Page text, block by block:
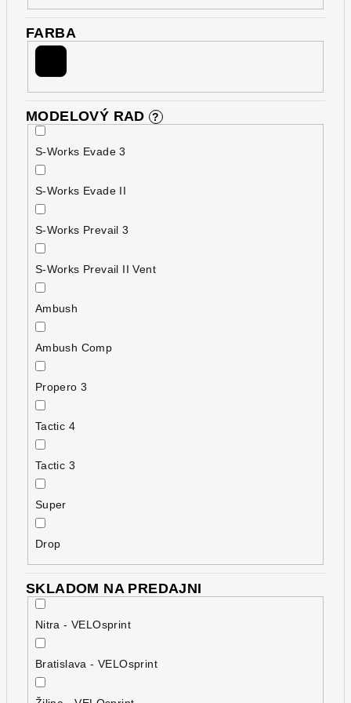
FARBA
MODELOVÝ RAD ?
S-Works Evade 3
S-Works Evade II
S-Works Prevail 3
S-Works Prevail II Vent
Ambush
Ambush Comp
Propero 3
Tactic 4
Tactic 3
Super
Drop
SKLADOM NA PREDAJNI
Nitra - VELOsprint
Bratislava - VELOsprint